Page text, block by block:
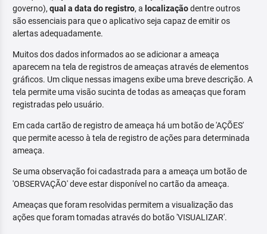
governo), qual a data do registro, a localizaçãodentre outros
são essenciais para que o aplicativo seja capaz de emitir os
alertas adequadamente.
Muitos dos dados informados ao se adicionar a ameaça
aparecem na tela de registros de ameaças através de elementos
gráficos. Um clique nessas imagens exibe uma breve descrição. A
tela permite uma visão sucinta de todas as ameaças que foram
registradas pelo usuário.
Em cada cartão de registro de ameaça há um botão de 'AÇÕES'
que permite acesso à tela de registro de ações para determinada
ameaça.
Se uma observação foi cadastrada para a ameaça um botão de
'OBSERVAÇÃO' deve estar disponível no cartão da ameaça.
Ameaças que foram resolvidas permitem a visualização das
ações que foram tomadas através do botão 'VISUALIZAR'.